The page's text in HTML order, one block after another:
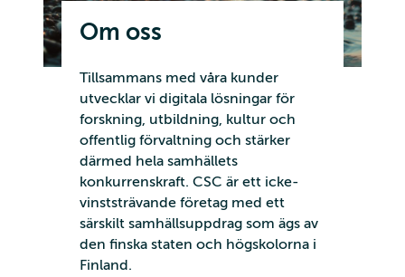
Om oss
Tillsammans med våra kunder
utvecklar vi digitala lösningar för
forskning, utbildning, kultur och
offentlig förvaltning och stärker
därmed hela samhällets
konkurrenskraft. CSC är ett icke-
vinststrävande företag med ett
särskilt samhällsuppdrag som ägs av
den finska staten och högskolorna i
Finland.